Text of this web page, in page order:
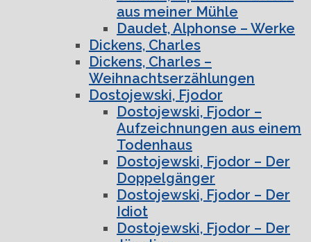
aus meiner Mühle
Daudet, Alphonse – Werke
Dickens, Charles
Dickens, Charles –
Weihnachtserzählungen
Dostojewski, Fjodor
Dostojewski, Fjodor –
Aufzeichnungen aus einem
Todenhaus
Dostojewski, Fjodor – Der
Doppelgänger
Dostojewski, Fjodor – Der
Idiot
Dostojewski, Fjodor – Der